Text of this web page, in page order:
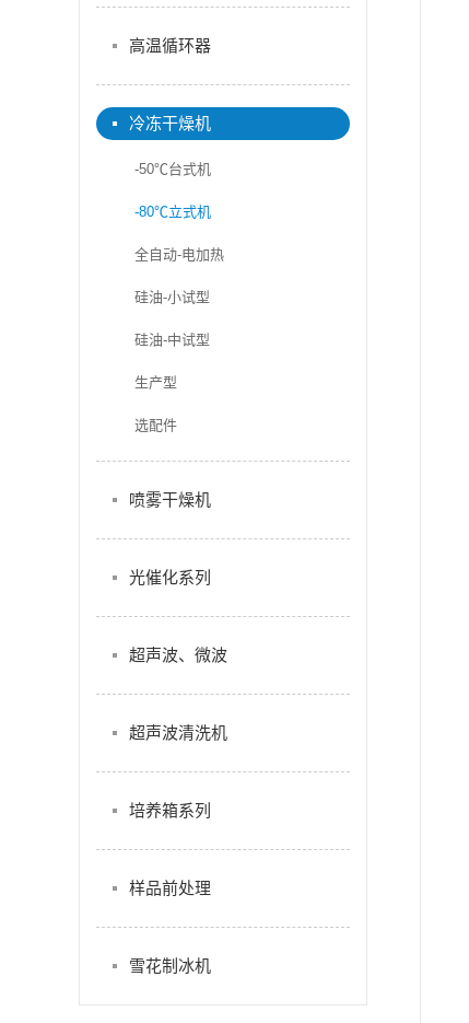
高温循环器
冷冻干燥机
-50℃台式机
-80℃立式机
全自动-电加热
硅油-小试型
硅油-中试型
生产型
选配件
喷雾干燥机
光催化系列
超声波、微波
超声波清洗机
培养箱系列
样品前处理
雪花制冰机